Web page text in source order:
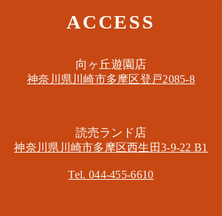
ACCESS
​向ヶ丘遊園店
神奈川県川崎市多摩区​登戸2085-8
​読売ランド店
神奈川県川崎市多摩区​西生田3-9-22 B1
Tel. 044-455-6610